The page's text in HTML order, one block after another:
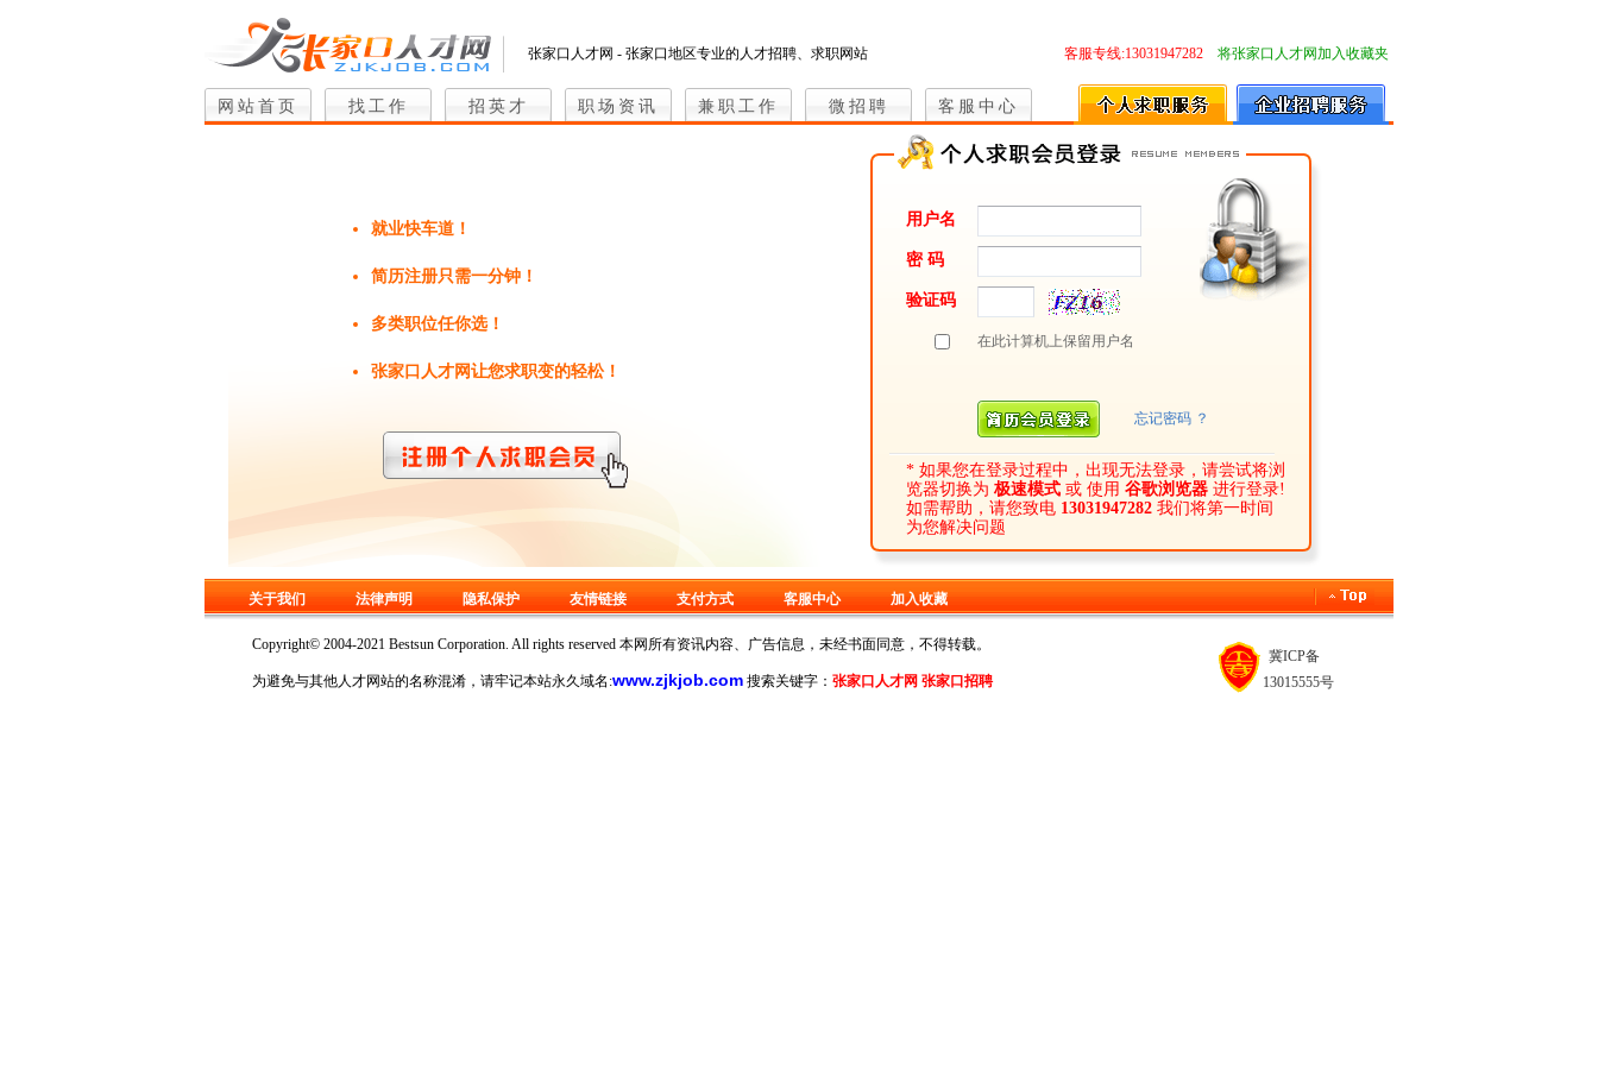
张家口人才网 - 张家口地区专业的人才招聘、求职网站 客服专线:13031947282 将张家口人才网加入收藏夹
网站首页 找工作 招英才 职场资讯 兼职工作 微招聘 客服中心
就业快车道！
简历注册只需一分钟！
多类职位任你选！
张家口人才网让您求职变的轻松！
用户名
密 码
验证码
在此计算机上保留用户名
忘记密码 ？
* 如果您在登录过程中，出现无法登录，请尝试将浏
览器切换为 极速模式 或 使用 谷歌浏览器 进行登录!
如需帮助，请您致电 13031947282 我们将第一时间
为您解决问题
关于我们 法律声明 隐私保护 友情链接 支付方式 客服中心 加入收藏
Copyright© 2004-2021 Bestsun Corporation. All rights reserved 本网所有资讯内容、广告信息，未经书面同意，不得转载。
为避免与其他人才网站的名称混淆，请牢记本站永久域名:www.zjkjob.com 搜索关键字： 张家口人才网 张家口招聘
冀ICP备
13015555号